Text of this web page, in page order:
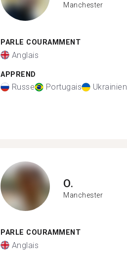
Manchester
PARLE COURAMMENT
Anglais
APPREND
Russe Portugais Ukrainien
O.
Manchester
PARLE COURAMMENT
Anglais